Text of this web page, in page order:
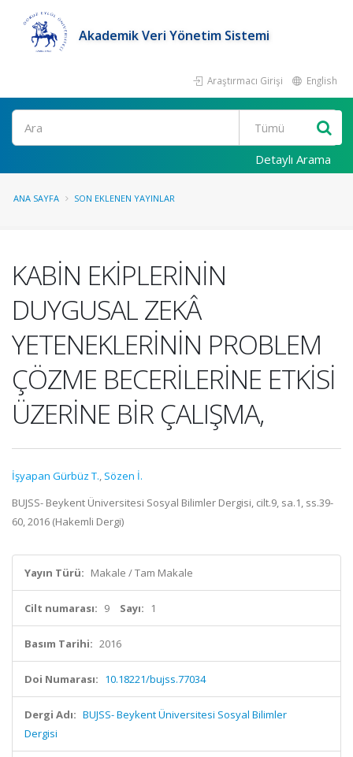
Akademik Veri Yönetim Sistemi
Araştırmacı Girişi English
Ara
Detaylı Arama
ANA SAYFA SON EKLENEN YAYINLAR
KABİN EKİPLERİNİN
DUYGUSAL ZEKÂ
YETENEKLERİNİN PROBLEM
ÇÖZME BECERİLERİNE ETKİSİ
ÜZERİNE BİR ÇALIŞMA,
İşyapan Gürbüz T., Sözen İ.
BUJSS- Beykent Üniversitesi Sosyal Bilimler Dergisi, cilt.9, sa.1, ss.39-
60, 2016 (Hakemli Dergi)
Yayın Türü: Makale / Tam Makale
Cilt numarası: 9 Sayı: 1
Basım Tarihi: 2016
Doi Numarası: 10.18221/bujss.77034
Dergi Adı: BUJSS- Beykent Üniversitesi Sosyal Bilimler
Dergisi